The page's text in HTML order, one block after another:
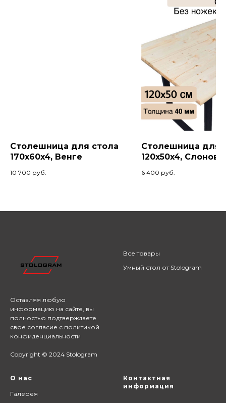
Столешница для стола
170x60x4, Венге
10 700 руб.
Столешница для
120x50x4,
6 400 руб.
Оставляя любую
информацию на сайте, вы
полностью подтверждаете
свое согласие с политикой
конфиденциальности
Copyright © 2024 Stologram
Все товары
Умный стол от Stologram
О нас
Галерея
Контактная
информация